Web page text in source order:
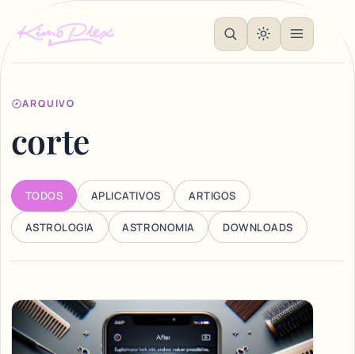
ARQUIVO
corte
TODOS APLICATIVOS ARTIGOS
ASTROLOGIA ASTRONOMIA DOWNLOADS
Articles